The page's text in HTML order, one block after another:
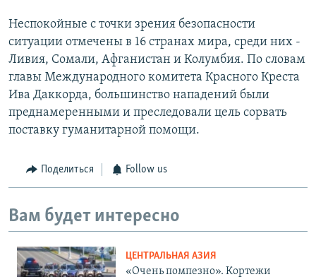
Неспокойные с точки зрения безопасности
ситуации отмечены в 16 странах мира, среди них -
Ливия, Сомали, Афганистан и Колумбия. По словам
главы Международного комитета Красного Креста
Ива Даккорда, большинство нападений были
преднамеренными и преследовали цель сорвать
поставку гуманитарной помощи.
Поделиться Follow us
Вам будет интересно
ЦЕНТРАЛЬНАЯ АЗИЯ
«Очень помпезно». Кортежи